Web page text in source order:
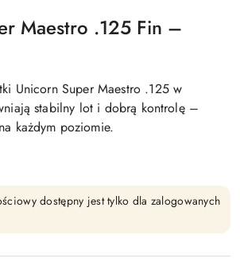
Maestro .125 Fin –
Unicorn Super Maestro .125 w
stabilny lot i dobrą kontrolę –
każdym poziomie.
dostępny jest tylko dla zalogowanych